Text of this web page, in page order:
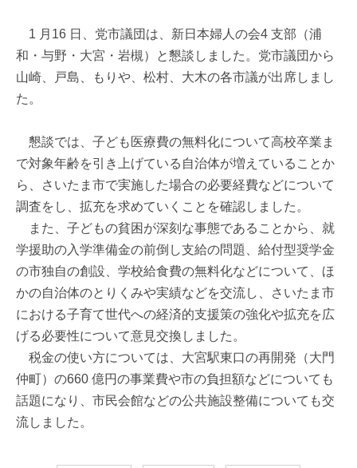
1 月16 日、党市議団は、新日本婦人の会4 支部（浦
和・与野・大宮・岩槻）と懇談しました。党市議団から
山崎、戸島、もりや、松村、大木の各市議が出席しまし
た。
懇談では、子ども医療費の無料化について高校卒業ま
で対象年齢を引き上げている自治体が増えていることか
ら、さいたま市で実施した場合の必要経費などについて
調査をし、拡充を求めていくことを確認しました。
また、子どもの貧困が深刻な事態であることから、就
学援助の入学準備金の前倒し支給の問題、給付型奨学金
の市独自の創設、学校給食費の無料化などについて、ほ
かの自治体のとりくみや実績などを交流し、さいたま市
における子育て世代への経済的支援策の強化や拡充を広
げる必要性について意見交換しました。
税金の使い方については、大宮駅東口の再開発（大門
仲町）の660 億円の事業費や市の負担額などについても
話題になり、市民会館などの公共施設整備についても交
流しました。